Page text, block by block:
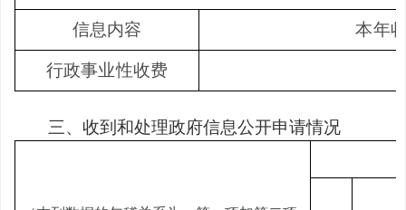
信息内容 本年
行政事业性收费
三、收到和处理政府信息公开申请情况